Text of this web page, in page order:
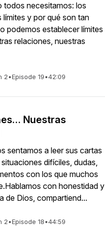
todos necesitamos: los
límites y por qué son tan
podemos establecer límites
relaciones, nuestras
2•Episode 19•42:09
Nuestras
sentamos a leer sus cartas
difíciles, dudas,
con los que muchos
con honestidad y
de Dios, compartiend...
2•Episode 18•44:59